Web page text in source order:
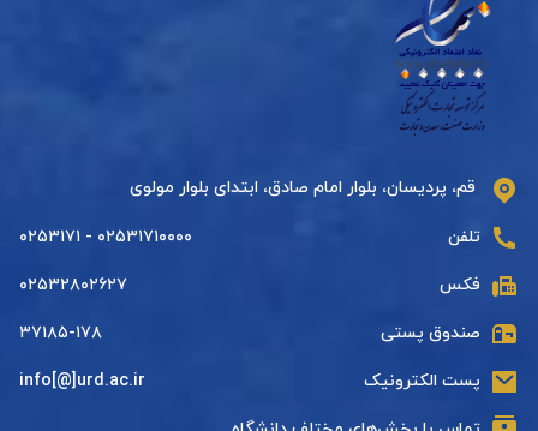
قم، پردیسان، بلوار امام صادق، ابتدای بلوار مولوی
تلفن ۰۲۵۳۱۷۱۰۰۰۰ - ۰۲۵۳۱۷۱
فکس ۰۲۵۳۲۸۰۲۶۲۷
صندوق پستی ۳۷۱۸۵-۱۷۸
پست الکترونیک info[@]urd.ac.ir